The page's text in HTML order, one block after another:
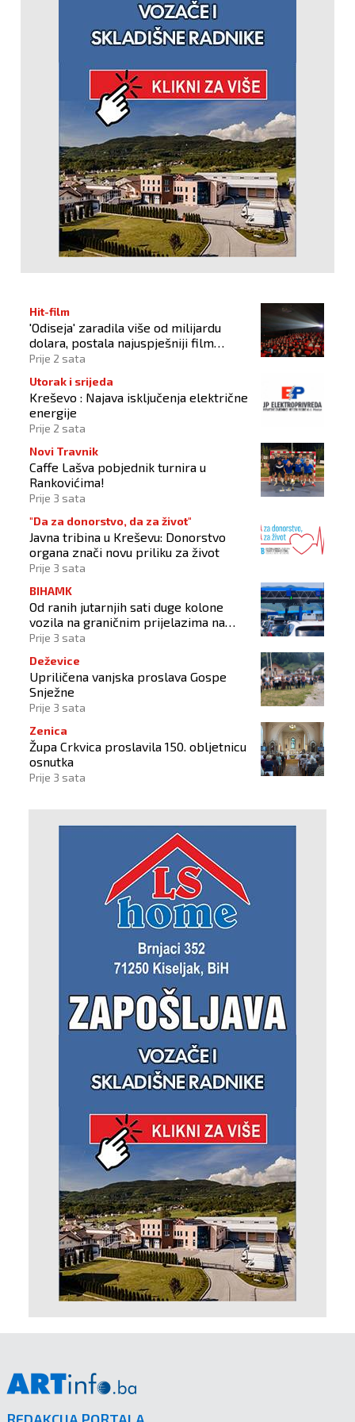
Hit-film
'Odiseja' zaradila više od milijardu
dolara, postala najuspješniji film
Christophera Nolana
Prije 2 sata
Utorak i srijeda
Kreševo : Najava isključenja električne
energije
Prije 2 sata
Novi Travnik
Caffe Lašva pobjednik turnira u
Rankovićima!
Prije 3 sata
"Da za donorstvo, da za život"
Javna tribina u Kreševu: Donorstvo
organa znači novu priliku za život
Prije 3 sata
BIHAMK
Od ranih jutarnjih sati duge kolone
vozila na graničnim prijelazima na
izlazu iz BiH
Prije 3 sata
Deževice
Upriličena vanjska proslava Gospe
Snježne
Prije 3 sata
Zenica
Župa Crkvica proslavila 150. obljetnicu
osnutka
Prije 3 sata